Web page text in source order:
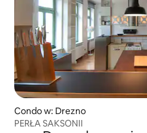
Condo w: Drezno
PERŁA SAKSONII